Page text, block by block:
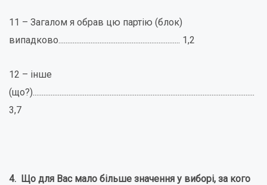
11 – Загалом я обрав цю партію (блок)
випадково.................................................................... 1,2
12 – інше
(що?)............................................................................................................................
3,7
4. Що для Вас мало більше значення у виборі, за кого